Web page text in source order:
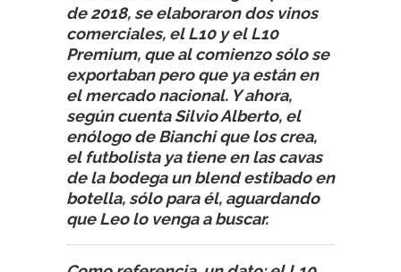
de 2018, se elaboraron dos vinos
comerciales, el L10 y el L10
Premium, que al comienzo sólo se
exportaban pero que ya están en
el mercado nacional. Y ahora,
según cuenta Silvio Alberto, el
enólogo de Bianchi que los crea,
el futbolista ya tiene en las cavas
de la bodega un blend estibado en
botella, sólo para él, aguardando
que Leo lo venga a buscar.